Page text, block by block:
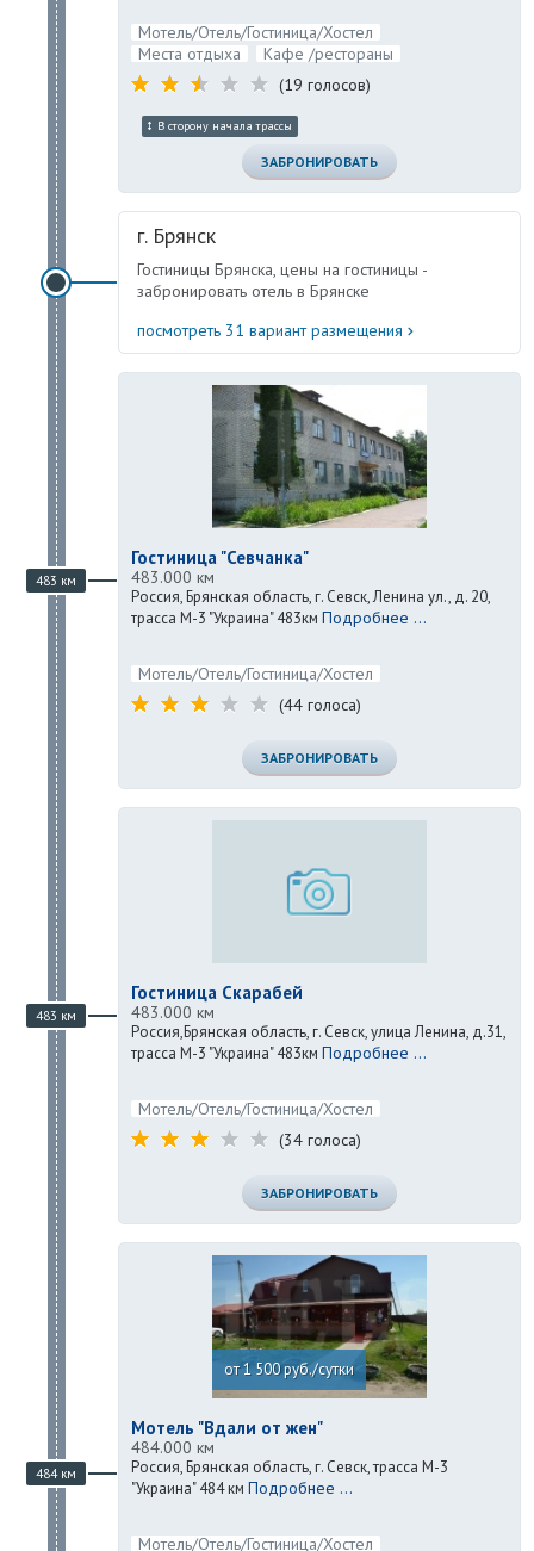
Мотель/Отель/Гостиница/Хостел
Места отдыха
Кафе /рестораны
(19 голосов)
В сторону начала трассы
ЗАБРОНИРОВАТЬ
г. Брянск
Гостиницы Брянска, цены на гостиницы -
забронировать отель в Брянске
посмотреть 31 вариант размещения
483 км
Гостиница "Севчанка"
483.000 км
Россия, Брянская область, г. Севск, Ленина ул., д. 20,
трасса М-3 "Украина" 483км Подробнее ...
Мотель/Отель/Гостиница/Хостел
(44 голоса)
ЗАБРОНИРОВАТЬ
483 км
Гостиница Скарабей
483.000 км
Россия,Брянская область, г. Севск, улица Ленина, д.31,
трасса М-3 "Украина" 483км Подробнее ...
Мотель/Отель/Гостиница/Хостел
(34 голоса)
ЗАБРОНИРОВАТЬ
484 км
от 1 500 руб./сутки
Мотель "Вдали от жен"
484.000 км
Россия, Брянская область, г. Севск, трасса М-3
"Украина" 484 км Подробнее ...
Мотель/Отель/Гостиница/Хостел